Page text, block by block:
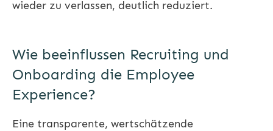
wieder zu verlassen, deutlich reduziert.
Wie beeinflussen Recruiting und
Onboarding die Employee
Experience?
Eine transparente, wertschätzende